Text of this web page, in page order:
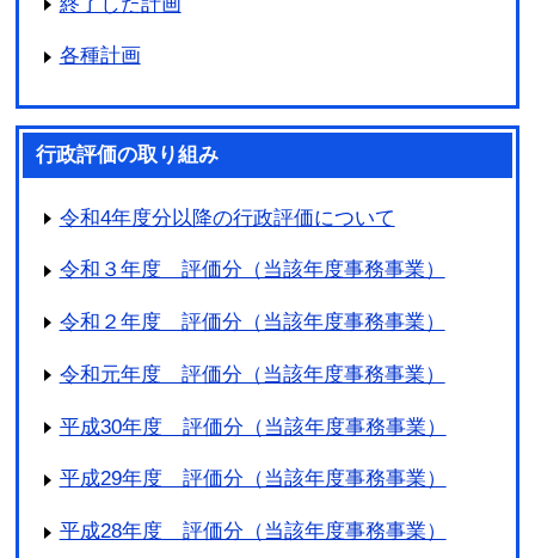
各種計画
行政評価の取り組み
令和4年度分以降の行政評価について
令和３年度 評価分（当該年度事務事業）
令和２年度 評価分（当該年度事務事業）
令和元年度 評価分（当該年度事務事業）
平成30年度 評価分（当該年度事務事業）
平成29年度 評価分（当該年度事務事業）
平成28年度 評価分（当該年度事務事業）